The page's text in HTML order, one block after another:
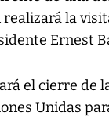
realizará la
Ernest
el cierre de
Unidas